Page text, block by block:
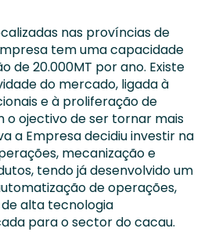
nas províncias de
tem uma capacidade
de 20.000MT por ano. Existe
do mercado, ligada à
e à proliferação de
o ojectivo de ser tornar mais
a Empresa decidiu investir na
mecanização e
tendo já desenvolvido um
de operações,
alta tecnologia
para o sector do cacau.